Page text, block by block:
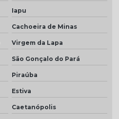
Iapu
Cachoeira de Minas
Virgem da Lapa
São Gonçalo do Pará
Piraúba
Estiva
Caetanópolis